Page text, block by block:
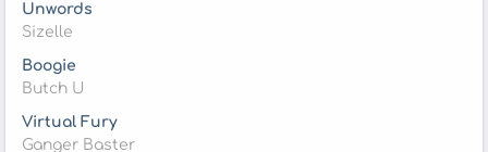
Unwords
Sizelle
Boogie
Butch U
Virtual Fury
Ganger Baster